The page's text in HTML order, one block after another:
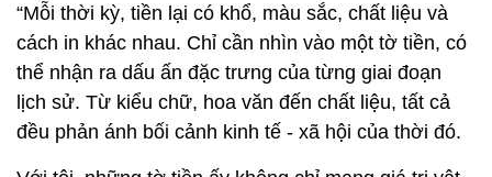
“Mỗi thời kỳ, tiền lại có khổ, màu sắc, chất liệu và
cách in khác nhau. Chỉ cần nhìn vào một tờ tiền, có
thể nhận ra dấu ấn đặc trưng của từng giai đoạn
lịch sử. Từ kiểu chữ, hoa văn đến chất liệu, tất cả
đều phản ánh bối cảnh kinh tế - xã hội của thời đó.